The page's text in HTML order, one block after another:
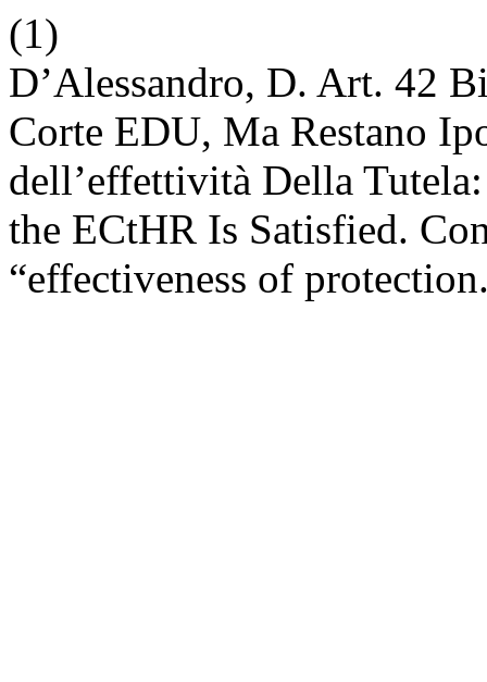
(1)
D’Alessandro, D. Art. 42
Corte EDU, Ma Restano
dell’effettività Della
the ECtHR Is Satisfied.
“effectiveness of